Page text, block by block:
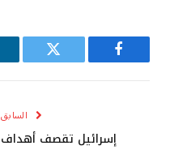
فيسبوك تويتر
السابق
إسرائيل تقصف أهداف